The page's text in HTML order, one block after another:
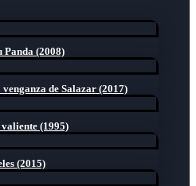
Panda (2008)
de Salazar (2017)
(1995)
(2015)